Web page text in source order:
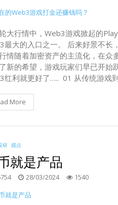
大行情中，Web3游戏掀起的
最大的入口之一。 后来好景不长
情随着加密资产的主流化，在
新的希望，游戏玩家们早已开始
红利就更好了….. 01 从传统游戏
More
研 观点
就是产品
28/03/2024 1540